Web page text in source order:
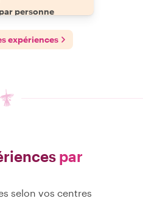
personne
expériences
par
selon vos centres